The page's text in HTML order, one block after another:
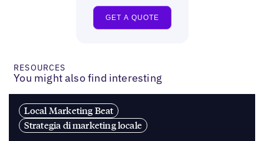
RESOURCES
You might also find interesting
Local Marketing Beat
Strategia di marketing locale